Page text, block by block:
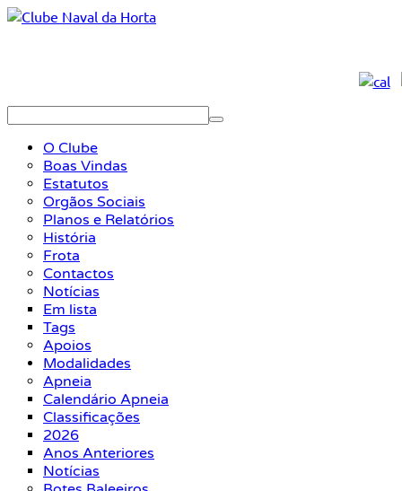
O Clube
Boas Vindas
Estatutos
Orgãos Sociais
Planos e Relatórios
História
Frota
Contactos
Notícias
Em lista
Tags
Apoios
Modalidades
Apneia
Calendário Apneia
Classificações
2026
Anos Anteriores
Notícias